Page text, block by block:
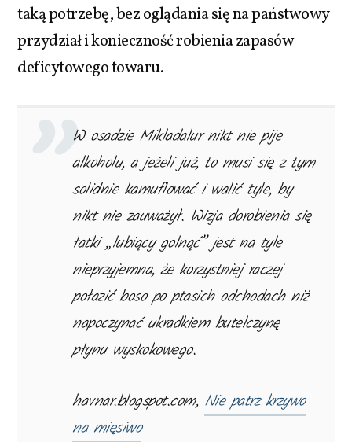
taką potrzebę, bez oglądania się na państwowy
przydział i konieczność robienia zapasów
deficytowego towaru.
W osadzie Mikladalur nikt nie pije
alkoholu, a jeżeli już, to musi się z tym
solidnie kamuflować i walić tyle, by
nikt nie zauważył. Wizja dorobienia się
łatki „lubiący golnąć” jest na tyle
nieprzyjemna, że korzystniej raczej
połazić boso po ptasich odchodach niż
napoczynać ukradkiem butelczynę
płynu wyskokowego.
havnar.blogspot.com, Nie patrz krzywo
na mięsiwo